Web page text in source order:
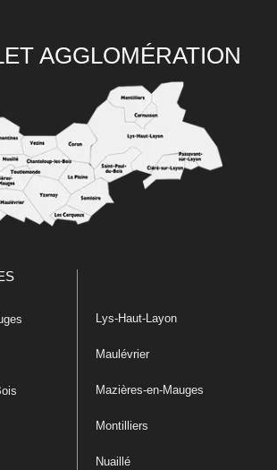
AGGLOMÉRATION
Lys-Haut-Layon
Maulévrier
Mazières-en-Mauges
Montilliers
Nuaillé